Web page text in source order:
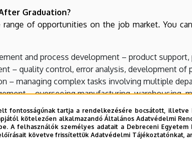
Graduation?
range of opportunities on the job market. You
and process development – product
– quality control, error analysis, development of
– managing complex tasks involving multiple
– overseeing manufacturing, warehousing,
ideas – whether by launching your own business
Special?
fontosságúnak tartja a rendelkezésére bocsátott,
kötelezően alkalmazandó Általános Adatvédelmi
A felhasználók személyes adatait a Debreceni
előírásait követve frissítettük Adatvédelmi